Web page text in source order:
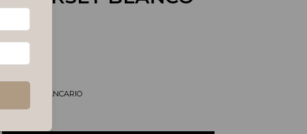
%
$22.07 USD
con
BANCARIO